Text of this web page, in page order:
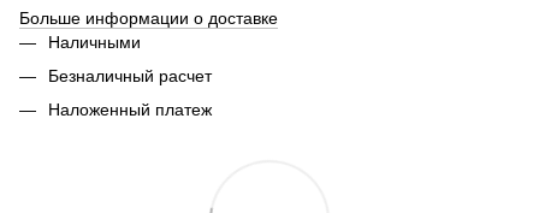
Больше информации о доставке
Наличными
Безналичный расчет
Наложенный платеж